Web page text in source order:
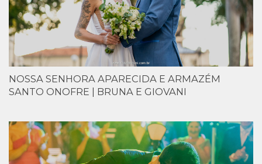
NOSSA SENHORA APARECIDA E ARMAZÉM
SANTO ONOFRE | BRUNA E GIOVANI